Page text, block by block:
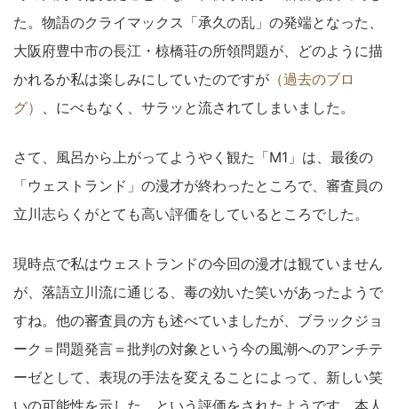
た。物語のクライマックス「承久の乱」の発端となった、
大阪府豊中市の長江・椋橋荘の所領問題が、どのように描
かれるか私は楽しみにしていたのですが （過去のブロ
グ） 、にべもなく、サラッと流されてしまいました。
さて、風呂から上がってようやく観た「M1」は、最後の
「ウェストランド」の漫才が終わったところで、審査員の
立川志らくがとても高い評価をしているところでした。
現時点で私はウェストランドの今回の漫才は観ていません
が、落語立川流に通じる、毒の効いた笑いがあったようで
すね。他の審査員の方も述べていましたが、ブラックジョ
ーク＝問題発言＝批判の対象という今の風潮へのアンチテ
ーゼとして、表現の手法を変えることによって、新しい笑